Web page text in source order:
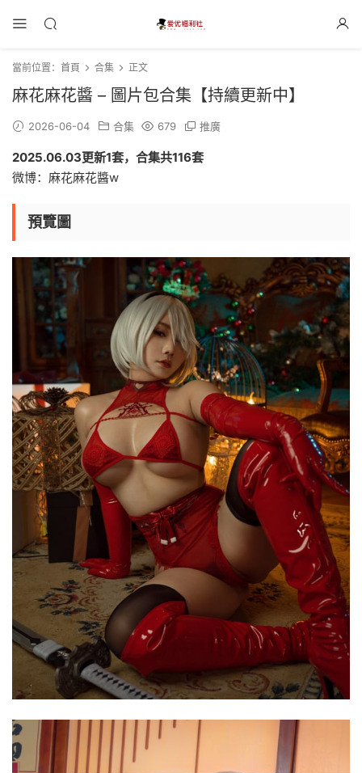
當前位置： 首頁 合集 正文
麻花麻花醬 – 圖片包合集【持續更新中】
2026-06-04 合集 679 推廣
2025.06.03更新1套，合集共116套
微博：麻花麻花醬w
預覽圖